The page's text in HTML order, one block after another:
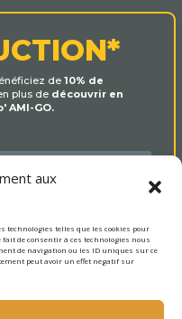
aux
telles que les cookies pour
de consentir à ces technologies nous
de navigation ou les ID uniques sur ce
peut avoir un effet négatif sur
de 10% de
plus de découvrir en
AMI-GO.
!